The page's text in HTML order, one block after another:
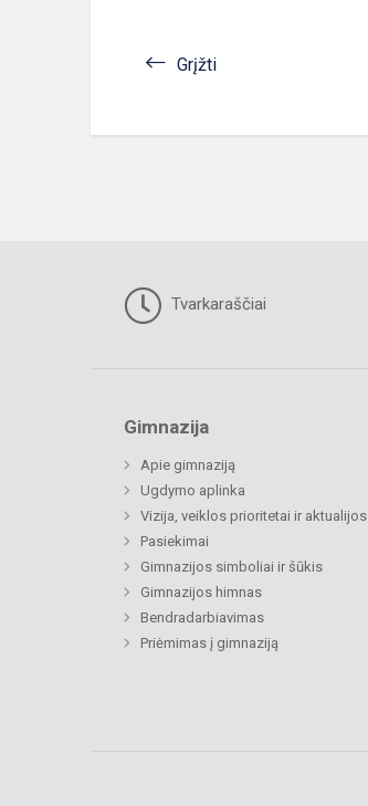
Grįžti
Tvarkaraščiai
Gimnazija
Apie gimnaziją
Ugdymo aplinka
Vizija, veiklos prioritetai ir aktualijos
Pasiekimai
Gimnazijos simboliai ir šūkis
Gimnazijos himnas
Bendradarbiavimas
Priėmimas į gimnaziją